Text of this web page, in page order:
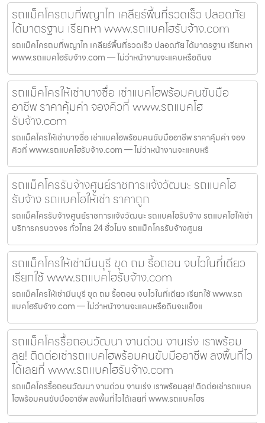
รถแม็คโครถมที่พญาไท เคลียร์พื้นที่รวดเร็ว ปลอดภัย
ได้มาตรฐาน เรียกหา www.รถแบคโฮรับจ้าง.com
รถแม็คโครถมที่พญาไท เคลียร์พื้นที่รวดเร็ว ปลอดภัย ได้มาตรฐาน เรียกหา
www.รถแบคโฮรับจ้าง.com — ไม่ว่าหน้างานจะแคบหรือดินจ
รถแม็คโครให้เช่าบางซื่อ เช่าแบคโฮพร้อมคนขับมือ
อาชีพ ราคาคุ้มค่า จองคิวที่ www.รถแบคโฮ
รับจ้าง.com
รถแม็คโครให้เช่าบางซื่อ เช่าแบคโฮพร้อมคนขับมืออาชีพ ราคาคุ้มค่า จอง
คิวที่ www.รถแบคโฮรับจ้าง.com — ไม่ว่าหน้างานจะแคบหรื
รถแม็คโครรับจ้างศูนย์ราชการแจ้งวัฒนะ รถแบคโฮ
รับจ้าง รถแบคโฮให้เช่า ราคาถูก
รถแม็คโครรับจ้างศูนย์ราชการแจ้งวัฒนะ รถแบคโฮรับจ้าง รถแบคโฮให้เช่า
บริการครบวงจร ทั่วไทย 24 ชั่วโมง รถแม็คโครรับจ้างศูนย
รถแม็คโครให้เช่ามีนบุรี ขุด ถม รื้อถอน จบไวในที่เดียว
เรียกใช้ www.รถแบคโฮรับจ้าง.com
รถแม็คโครให้เช่ามีนบุรี ขุด ถม รื้อถอน จบไวในที่เดียว เรียกใช้ www.รถ
แบคโฮรับจ้าง.com — ไม่ว่าหน้างานจะแคบหรือดินจะแข็งแ
รถแม็คโครรื้อถอนวัฒนา งานด่วน งานเร่ง เราพร้อม
ลุย! ติดต่อเช่ารถแบคโฮพร้อมคนขับมืออาชีพ ลงพื้นที่ไว
ได้เลยที่ www.รถแบคโฮรับจ้าง.com
รถแม็คโครรื้อถอนวัฒนา งานด่วน งานเร่ง เราพร้อมลุย! ติดต่อเช่ารถแบค
โฮพร้อมคนขับมืออาชีพ ลงพื้นที่ไวได้เลยที่ www.รถแบคโฮร